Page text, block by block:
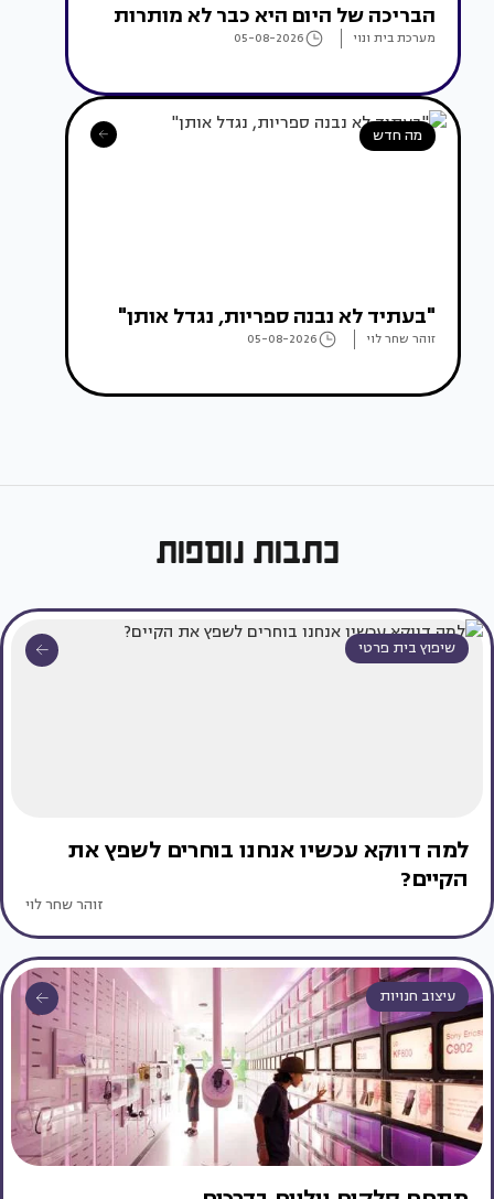
הבריכה של היום היא כבר לא מותרות
מערכת בית ונוי 05-08-2026
מה חדש
"בעתיד לא נבנה ספריות, נגדל אותן"
זוהר שחר לוי 05-08-2026
כתבות נוספות
שיפוץ בית פרטי
למה דווקא עכשיו אנחנו בוחרים לשפץ את
הקיים?
זוהר שחר לוי
עיצוב חנויות